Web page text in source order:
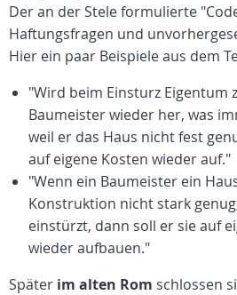
Der an der Stele formulierte
Haftungsfragen und
Hier ein paar Beispiele aus dem
"Wird beim Einsturz Eigentum
Baumeister wieder her, was
weil er das Haus nicht fest
auf eigene Kosten wieder auf."
"Wenn ein Baumeister ein
Konstruktion nicht stark
einstürzt, dann soll er sie auf
wieder aufbauen."
Später im alten Rom schlossen